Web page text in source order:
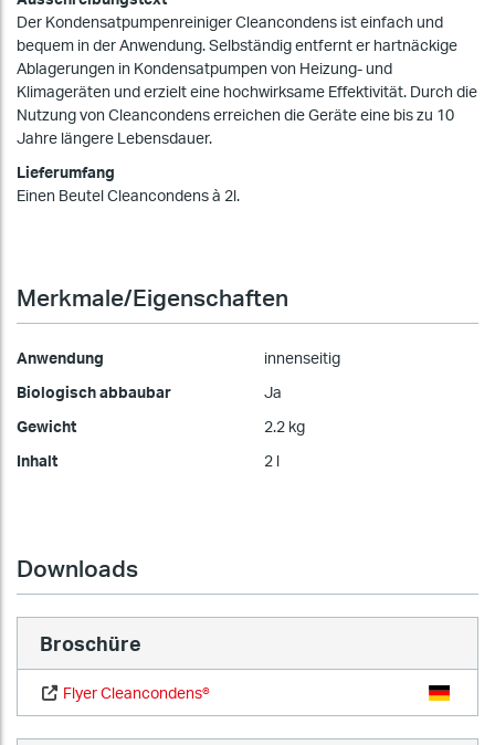
Der Kondensatpumpenreiniger Cleancondens ist einfach und
bequem in der Anwendung. Selbständig entfernt er hartnäckige
Ablagerungen in Kondensatpumpen von Heizung- und
Klimageräten und erzielt eine hochwirksame Effektivität. Durch die
Nutzung von Cleancondens erreichen die Geräte eine bis zu 10
Jahre längere Lebensdauer.
Lieferumfang
Einen Beutel Cleancondens à 2l.
Merkmale/Eigenschaften
Anwendung
innenseitig
Biologisch abbaubar
Ja
Gewicht
2.2 kg
Inhalt
2 l
Downloads
Broschüre
Flyer Cleancondens®